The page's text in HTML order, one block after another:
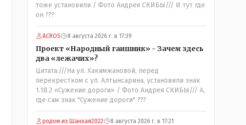
тоже установили / Фото Андрея СКИБЫ/// И тут где
он ???
ACROS 8 августа 2026 г. в 17:39
Проект «Народный гаишник» - Зачем здесь
два «лежачих»?
Цитата:///На ул. Хакимжановой, перед
перекрестком с ул. Алтынсарина, установили знак
1.18.2 «Сужение дороги» / Фото Андрея СКИБЫ/// А,
где сам знак "Сужение дороги" ???
родом из Шанхая2022 8 августа 2026 г. в 17:21